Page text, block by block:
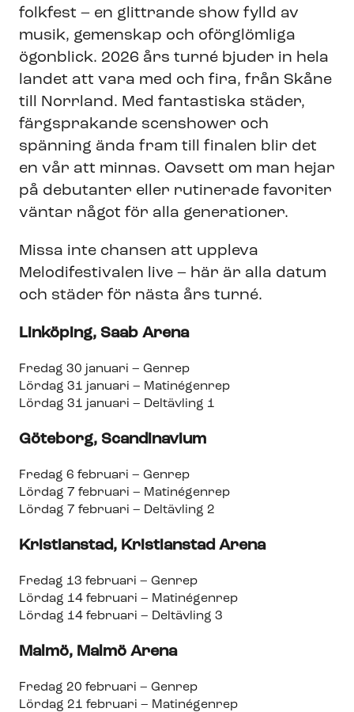
folkfest – en glittrande show fylld av
musik, gemenskap och oförglömliga
ögonblick. 2026 års turné bjuder in hela
landet att vara med och fira, från Skåne
till Norrland. Med fantastiska städer,
färgsprakande scenshower och
spänning ända fram till finalen blir det
en vår att minnas. Oavsett om man hejar
på debutanter eller rutinerade favoriter
väntar något för alla generationer.
Missa inte chansen att uppleva
Melodifestivalen live – här är alla datum
och städer för nästa års turné.
Linköping, Saab Arena
Fredag 30 januari – Genrep
Lördag 31 januari – Matinégenrep
Lördag 31 januari – Deltävling 1
Göteborg, Scandinavium
Fredag 6 februari – Genrep
Lördag 7 februari – Matinégenrep
Lördag 7 februari – Deltävling 2
Kristianstad, Kristianstad Arena
Fredag 13 februari – Genrep
Lördag 14 februari – Matinégenrep
Lördag 14 februari – Deltävling 3
Malmö, Malmö Arena
Fredag 20 februari – Genrep
Lördag 21 februari – Matinégenrep